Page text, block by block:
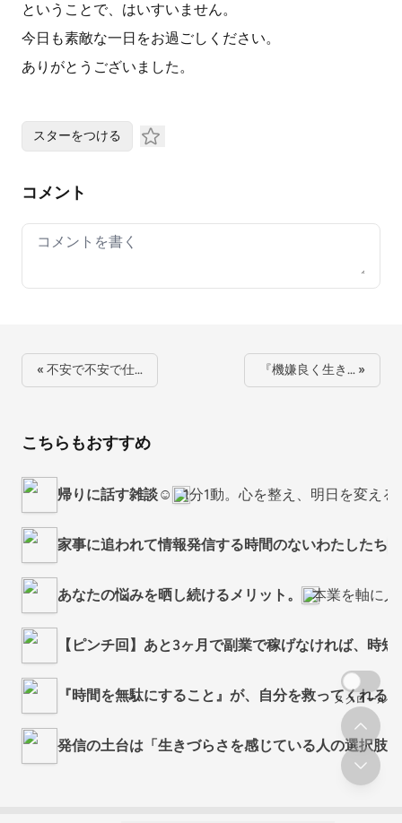
ということで、はいすいません。
今日も素敵な一日をお過ごしください。
ありがとうございました。
スターをつける
コメント
Your comment
« 不安で不安で仕… 『機嫌良く生き… »
こちらもおすすめ
帰りに話す雑談☺️ 1分1動。心を整え、明日を変える
家事に追われて情報発信する時間のないわたしたち
あなたの悩みを晒し続けるメリット。 本業を軸に
【ピンチ回】あと3ヶ月で副業で稼げなければ、時
『時間を無駄にすること』が、自分を救ってくれる
発信の土台は「生きづらさを感じている人の選択肢
スクロール